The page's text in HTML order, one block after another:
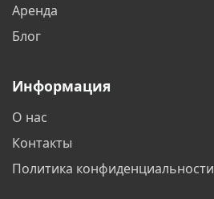
Великий Новгород
Владимир
Аренда
Блог
Информация
О нас
Контакты
Политика конфиденциальности